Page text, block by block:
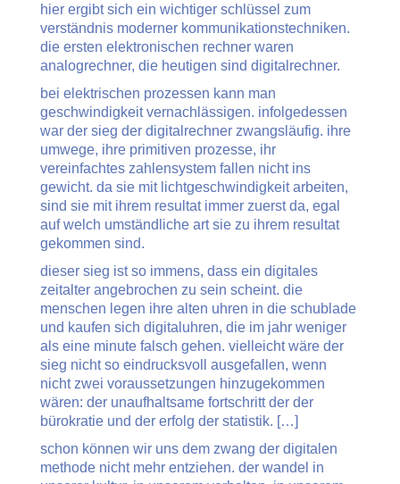
hier ergibt sich ein wichtiger schlüssel zum
verständnis moderner kommunikationstechniken.
die ersten elektronischen rechner waren
analogrechner, die heutigen sind digitalrechner.
bei elektrischen prozessen kann man
geschwindigkeit vernachlässigen. infolgedessen
war der sieg der digitalrechner zwangsläufig. ihre
umwege, ihre primitiven prozesse, ihr
vereinfachtes zahlensystem fallen nicht ins
gewicht. da sie mit lichtgeschwindigkeit arbeiten,
sind sie mit ihrem resultat immer zuerst da, egal
auf welch umständliche art sie zu ihrem resultat
gekommen sind.
dieser sieg ist so immens, dass ein digitales
zeitalter angebrochen zu sein scheint. die
menschen legen ihre alten uhren in die schublade
und kaufen sich digitaluhren, die im jahr weniger
als eine minute falsch gehen. vielleicht wäre der
sieg nicht so eindrucksvoll ausgefallen, wenn
nicht zwei voraussetzungen hinzugekommen
wären: der unaufhaltsame fortschritt der der
bürokratie und der erfolg der statistik. […]
schon können wir uns dem zwang der digitalen
methode nicht mehr entziehen. der wandel in